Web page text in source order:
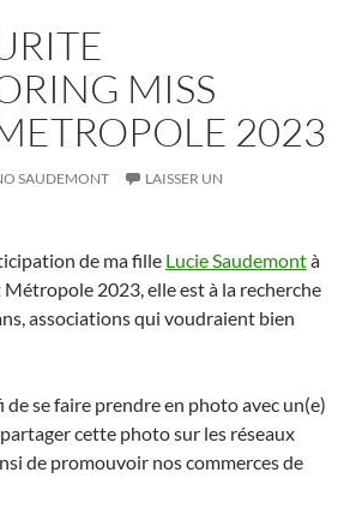
MISS
2023
SAUDEMONT
LAISSER UN
de ma fille Lucie Saudemontà
Métropole 2023, elle est à la recherche
associations qui voudraient bien
de se faire prendre en photo avec un(e)
cette photo sur les réseaux
de promouvoir nos commerces de